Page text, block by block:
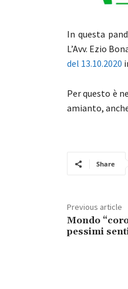
In questa
L’Avv. Ezio
del 13.10.2020
Per questo è
amianto,
Share
Previous article
Mondo
pessimi